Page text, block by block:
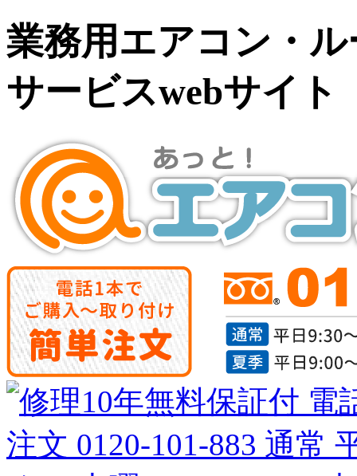
業務用エアコン・
サービスwebサイト